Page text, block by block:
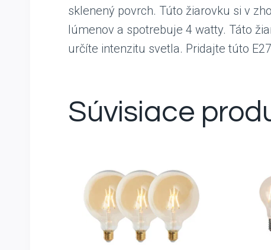
sklenený povrch. Túto žiarovku si v
lúmenov a spotrebuje 4 watty. Táto
určíte intenzitu svetla. Pridajte túto
Súvisiace